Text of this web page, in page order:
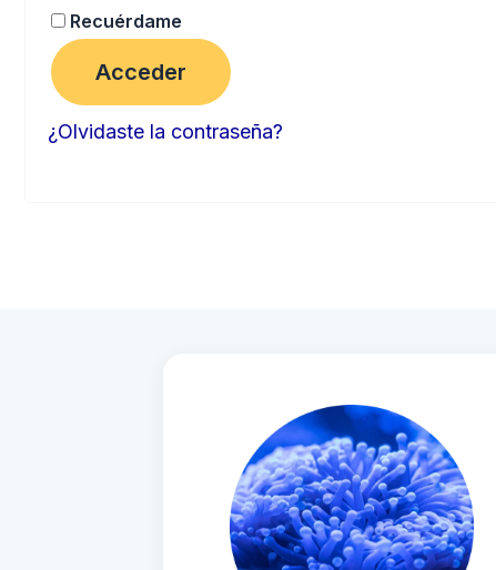
Recuérdame
Acceder
¿Olvidaste la contraseña?